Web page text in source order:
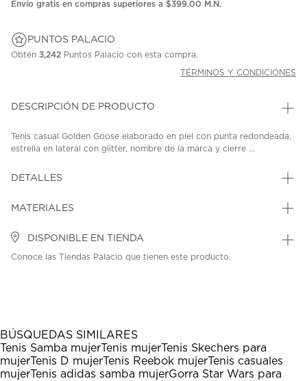
Envío gratis en compras superiores a $399.00 M.N.
PUNTOS PALACIO
Obtén 3,242 Puntos Palacio con esta compra.
TÉRMINOS Y CONDICIONES
DESCRIPCIÓN DE PRODUCTO
Tenis casual Golden Goose elaborado en piel con punta redondeada,
estrella en lateral con glitter, nombre de la marca y cierre ...
DETALLES
MATERIALES
DISPONIBLE EN TIENDA
Conoce las Tiendas Palacio que tienen este producto.
BÚSQUEDAS SIMILARES
Tenis Samba mujerTenis mujerTenis Skechers para
mujerTenis D mujerTenis Reebok mujerTenis casuales
mujerTenis adidas samba mujerGorra Star Wars para